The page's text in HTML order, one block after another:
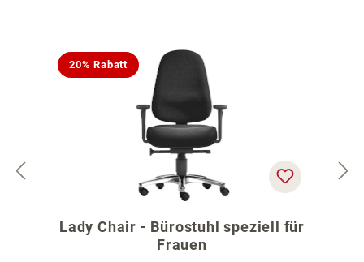
20% Rabatt
Lady Chair - Bürostuhl speziell für
Frauen